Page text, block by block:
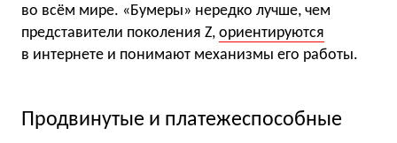
во всём мире. «Бумеры» нередко лучше, чем
представители поколения Z, ориентируются
в интернете и понимают механизмы его работы.
Продвинутые и платежеспособные